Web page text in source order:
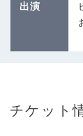
出演
チケット